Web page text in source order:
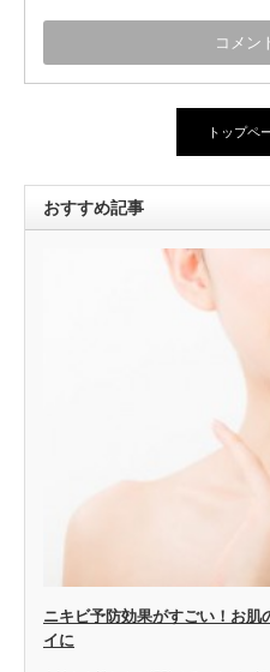
トップペ
おすすめ記事
ニキビ予防効果がすごい！お肌
イに